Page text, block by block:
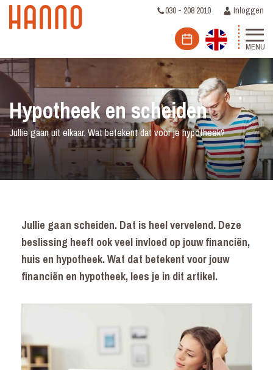
030 - 208 2010 Inloggen
MENU
Hypotheek en scheiden
Jullie gaan uit elkaar. Wat betekent dat voor je hypotheek?
Jullie gaan scheiden. Dat is heel vervelend. Deze
beslissing heeft ook veel invloed op jouw financiën,
huis en hypotheek. Wat dat betekent voor jouw
financiën en hypotheek, lees je in dit artikel.